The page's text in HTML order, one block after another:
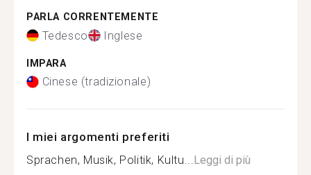
PARLA CORRENTEMENTE
Tedesco Inglese
IMPARA
Cinese (tradizionale)
I miei argomenti preferiti
Sprachen, Musik, Politik, Kultu...Leggi di più